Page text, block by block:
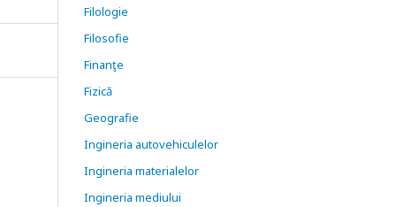
Filologie
Filosofie
Finanţe
Fizică
Geografie
Ingineria autovehiculelor
Ingineria materialelor
Ingineria mediului